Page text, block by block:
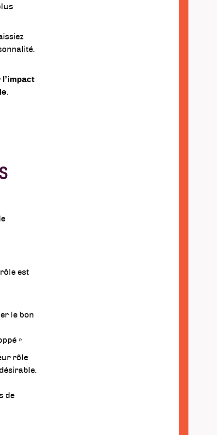
l’impact
.
est
le bon
»
rôle
de